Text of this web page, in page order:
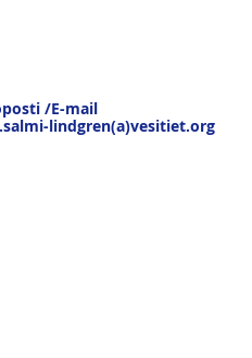
/E-mail
lindgren(a)vesitiet.org